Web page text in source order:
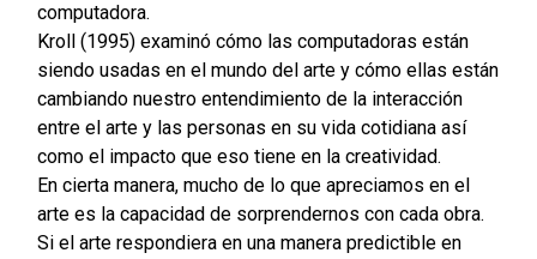
computadora.
Kroll (1995) examinó cómo las computadoras están
siendo usadas en el mundo del arte y cómo ellas están
cambiando nuestro entendimiento de la interacción
entre el arte y las personas en su vida cotidiana así
como el impacto que eso tiene en la creatividad.
En cierta manera, mucho de lo que apreciamos en el
arte es la capacidad de sorprendernos con cada obra.
Si el arte respondiera en una manera predictible en